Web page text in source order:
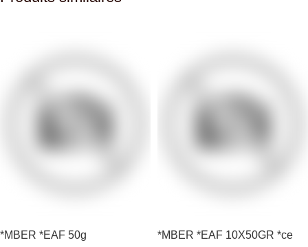
*MBER *EAF 50g *MBER *EAF 10X50GR *ce